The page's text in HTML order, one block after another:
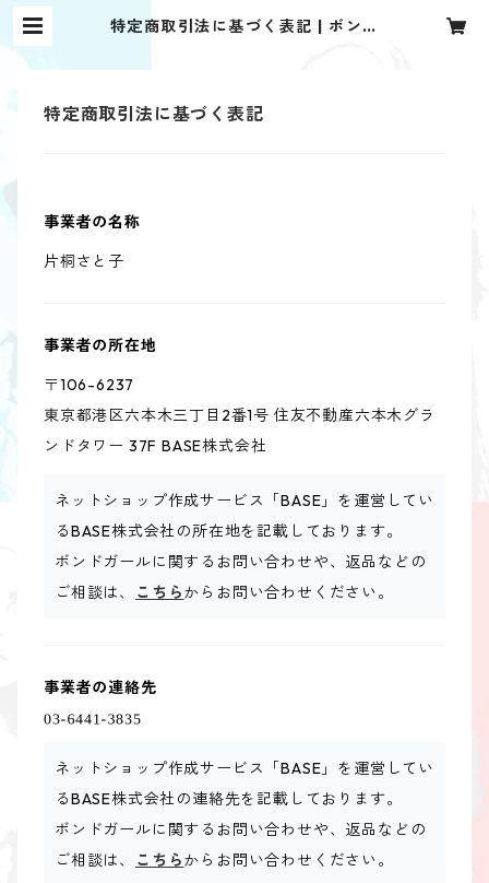
特定商取引法に基づく表記 | ボンド
特定商取引法に基づく表記
事業者の名称
片桐さと子
事業者の所在地
〒106-6237
東京都港区六本木三丁目2番1号 住友不動産六本木グラ
ンドタワー 37F BASE株式会社
ネットショップ作成サービス「BASE」を運営してい
るBASE株式会社の所在地を記載しております。
ボンドガールに関するお問い合わせや、返品などの
ご相談は、
こちらからお問い合わせください。
事業者の連絡先
ネットショップ作成サービス「BASE」を運営してい
るBASE株式会社の連絡先を記載しております。
ボンドガールに関するお問い合わせや、返品などの
ご相談は、
こちらからお問い合わせください。